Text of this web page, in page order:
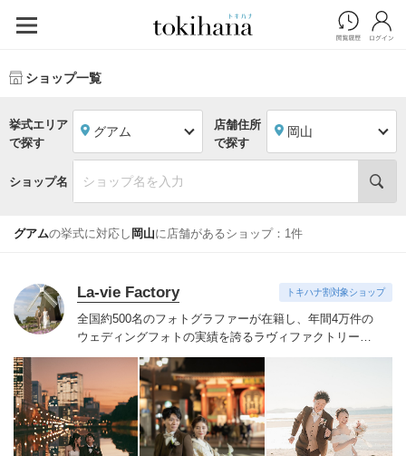
ショップ一覧
挙式エリア
で探す
グアム
店舗住所
で探す
岡山
ショップ名
グアムの挙式に対応し 岡山に店舗があるショップ：1件
La-vie Factory トキハナ割対象ショップ
全国約500名のフォトグラファーが在籍し、年間4万件の
ウェディングフォトの実績を誇るラヴィファクトリー。
技術だけでなく、おふたりの気持ちに寄りそい素敵な表
情を引き出すハートのあるフォトグラファーたち。お好
みのフォトグラファーをご指名いただけます。季節を感
じる場所や開放感のあるロケーション、普段の服装でい
つもの二人の姿を思い出の場所、ヘアメイクや衣装など
が揃ったスタジオ、フィレンツェやパリ・ニューヨー